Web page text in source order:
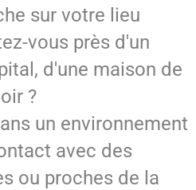
sur votre lieu
vous près d'un
d'une maison de
?
un environnement
avec des
ou proches de la